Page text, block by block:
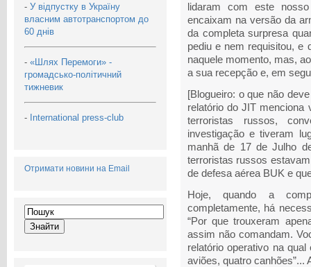
- У відпустку в Україну
власним автотранспортом до
60 днів
- «Шлях Перемоги» -
громадсько-політичний
тижневик
- International press-club
Отримати новини на Email
lidaram com este
encaixam na versão da
da completa surpresa
pediu e nem requisitou, e
naquele momento, mas,
a sua recepção e, em
[Blogueiro: o que não
relatório do JIT menciona
terroristas russos,
investigação e tiveram
manhã de 17 de Julho
terroristas russos
de defesa aérea BUK e
Hoje, quando a
completamente, há
“Por que trouxeram
assim não comandam.
relatório operativo na
aviões, quatro canhões”...